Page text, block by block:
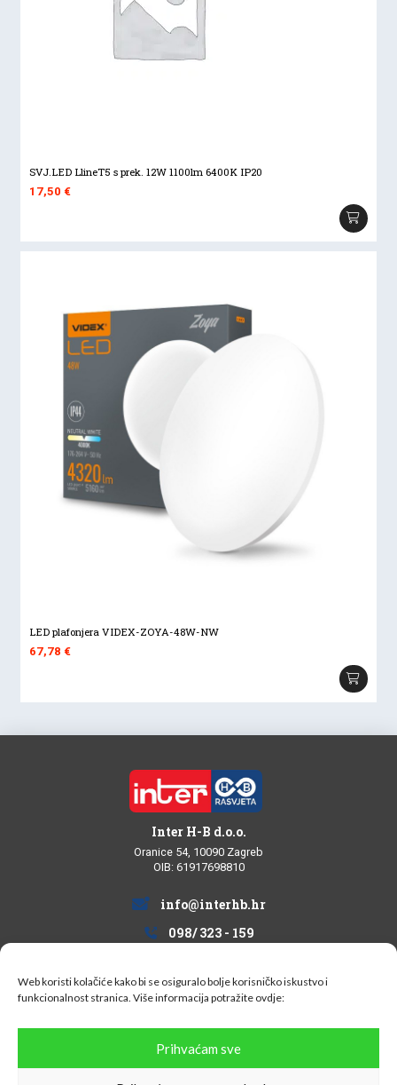
Web koristi kolačiće kako bi se osiguralo bolje korisničko iskustvo i
funkcionalnost stranica. Više informacija potražite ovdje:
Prihvaćam sve
SVJ.LED LlineT5 s prek. 12W 1100lm 6400K IP20
17,50€
LED plafonjera VIDEX-ZOYA-48W-NW
67,78€
Inter H-B d.o.o.
Oranice 54, 10090 Zagreb
OIB: 61917698810
info@interhb.hr
098/ 323 - 159